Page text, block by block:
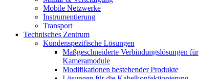
Mobile Netzwerke
Instrumentierung
Transport
Technisches Zentrum
Kundenspezifische Lösungen
Maßgeschneiderte Verbindungslösungen für
Kameramodule
Modifikationen bestehender Produkte